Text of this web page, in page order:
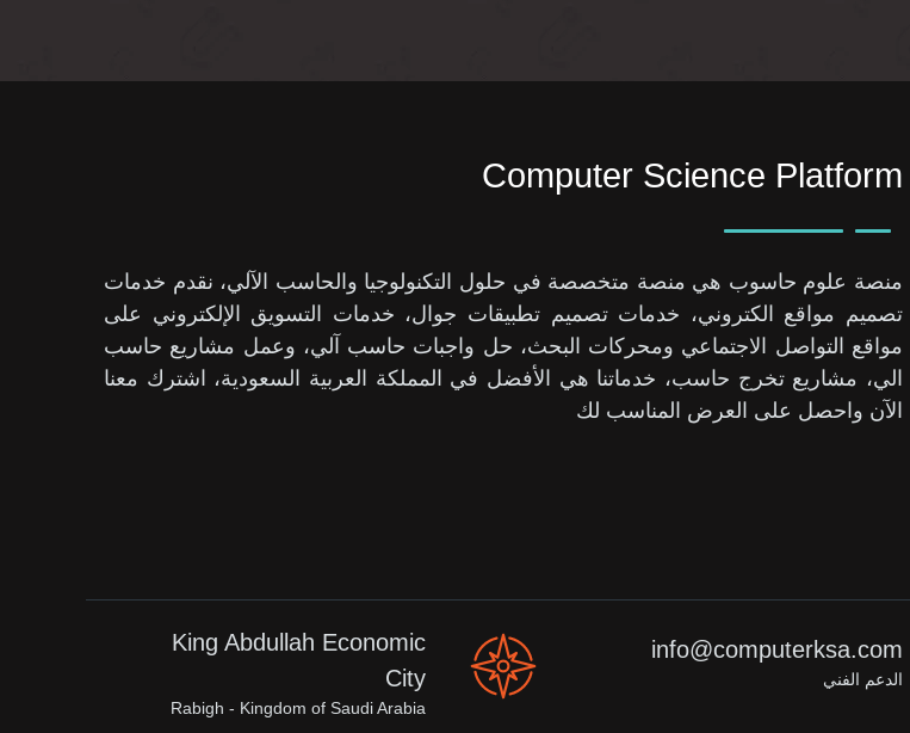
Computer Science Platform
منصة علوم حاسوب هي منصة متخصصة في حلول التكنولوجيا والحاسب الآلي، نقدم خدمات
تصميم مواقع الكتروني، خدمات تصميم تطبيقات جوال، خدمات التسويق الإلكتروني على
مواقع التواصل الاجتماعي ومحركات البحث، حل واجبات حاسب آلي، وعمل مشاريع حاسب
الي، مشاريع تخرج حاسب، خدماتنا هي الأفضل في المملكة العربية السعودية، اشترك معنا
الآن واحصل على العرض المناسب لك
info@computerksa.com
الدعم الفني
King Abdullah Economic
City
Rabigh - Kingdom of Saudi Arabia